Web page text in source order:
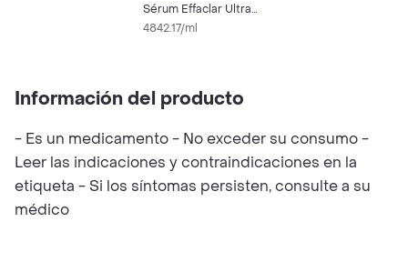
Sérum Effaclar Ultra
Concentrado
4842.17/ml
Información del producto
- Es un medicamento - No exceder su consumo -
Leer las indicaciones y contraindicaciones en la
etiqueta - Si los síntomas persisten, consulte a su
médico